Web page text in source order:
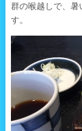
群の喉越しで、暑
す。